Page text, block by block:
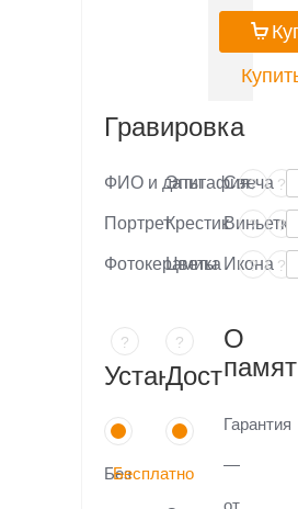
Гравировка
ФИО и даты ?
Портрет ?
Фотокерамика ?
Эпитафия ?
Крестик ?
Цветы ?
Свеча
Виньетка
Икона
?
Установка
Без
?
Доставка
Бесплатно
О
Гарантия
—
от